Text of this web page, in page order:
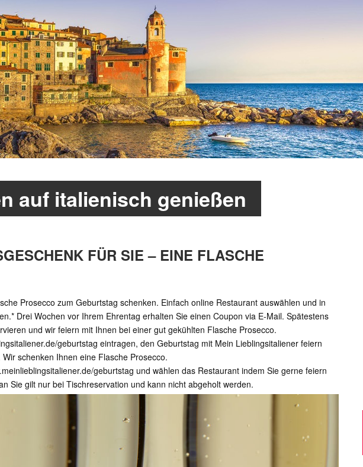
auf italienisch genießen
FÜR SIE – EINE FLASCHE
Prosecco zum Geburtstag schenken. Einfach online Restaurant auswählen und in
Drei Wochen vor Ihrem Ehrentag erhalten Sie einen Coupon via E-Mail. Spätestens
und wir feiern mit Ihnen bei einer gut gekühlten Flasche Prosecco.
geburtstag eintragen, den Geburtstag mit Mein Lieblingsitaliener feiern
schenken Ihnen eine Flasche Prosecco.
geburtstag und wählen das Restaurant indem Sie gerne feiern
Sie gilt nur bei Tischreservation und kann nicht abgeholt werden.